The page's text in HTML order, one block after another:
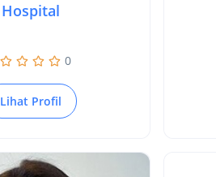
Hospital
0
Lihat Profil